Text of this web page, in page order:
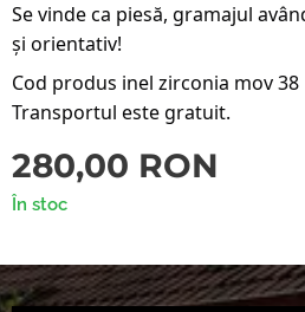
Se vinde ca piesă, gramajul
și orientativ!
Cod produs inel zirconia mov 38
Transportul este gratuit.
280,00 RON
În stoc